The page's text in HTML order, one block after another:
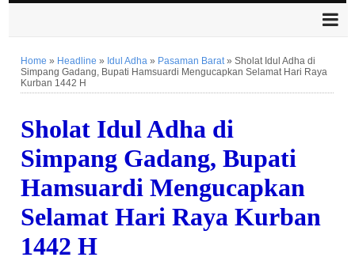
Home » Headline » Idul Adha » Pasaman Barat»Sholat Idul Adha di
Simpang Gadang, Bupati Hamsuardi Mengucapkan Selamat Hari Raya
Kurban 1442 H
Sholat Idul Adha di
Simpang Gadang, Bupati
Hamsuardi Mengucapkan
Selamat Hari Raya Kurban
1442 H